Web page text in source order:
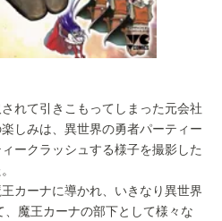
れて引きこもってしまった元会社
しみは、異世界の勇者パーティー
ークラッシュする様子を撮影した
カーナに導かれ、いきなり異世界
魔王カーナの部下として様々な